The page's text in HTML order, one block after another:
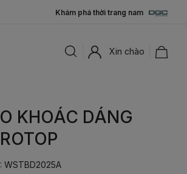
Khám phá thời trang nam
Xin chào
KHOÁC DÁNG
WSTBD2025A